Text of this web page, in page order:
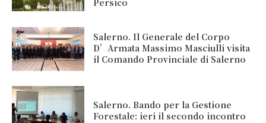
Salerno. Il Generale del Corpo
D’Armata Massimo Masciulli visita
il Comando Provinciale di Salerno
Salerno. Bando per la Gestione
Forestale: ieri il secondo incontro